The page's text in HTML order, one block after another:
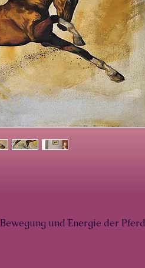
und Energie der